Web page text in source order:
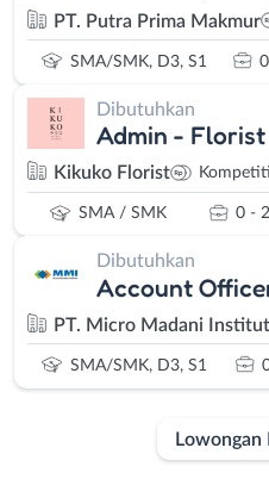
PT. Putra Prima Makmur
SMA/SMK, D3, S1
Dibutuhkan
Admin - Florist
Kikuko Florist
SMA / SMK 0 -
Dibutuhkan
Account
PT. Micro Madani
SMA/SMK, D3, S1
Lowongan